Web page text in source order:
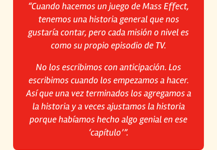
“Cuando hacemos un juego de Mass Effect,
tenemos una historia general que nos
gustaría contar, pero cada misión o nivel es
como su propio episodio de TV.
No los escribimos con anticipación. Los
escribimos cuando los empezamos a hacer.
Así que una vez terminados los agregamos a
la historia y a veces ajustamos la historia
porque habíamos hecho algo genial en ese
‘capítulo’”.